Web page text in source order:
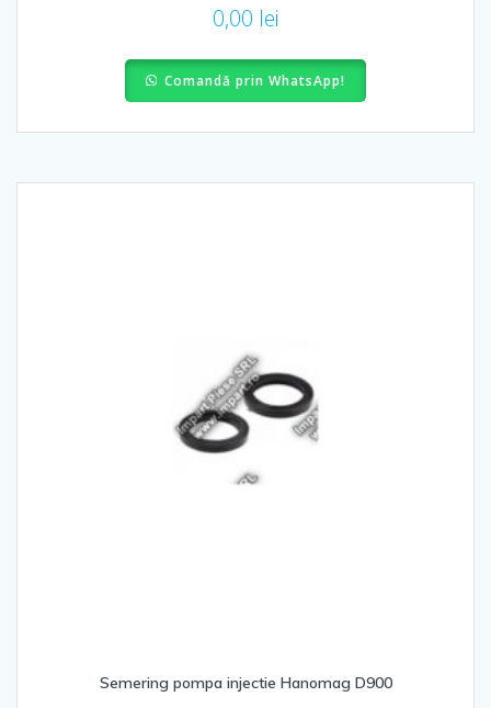
0,00 lei
Comandă prin WhatsApp!
Semering pompa injectie Hanomag D900